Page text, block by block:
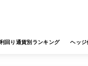
回り通貨別ランキング ヘッ